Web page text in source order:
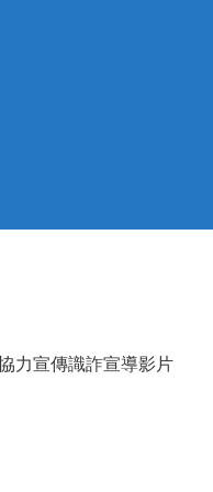
力宣傳識詐宣導影片